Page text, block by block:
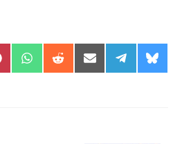
Share
on
Share
on
Share
on
Share
on
on